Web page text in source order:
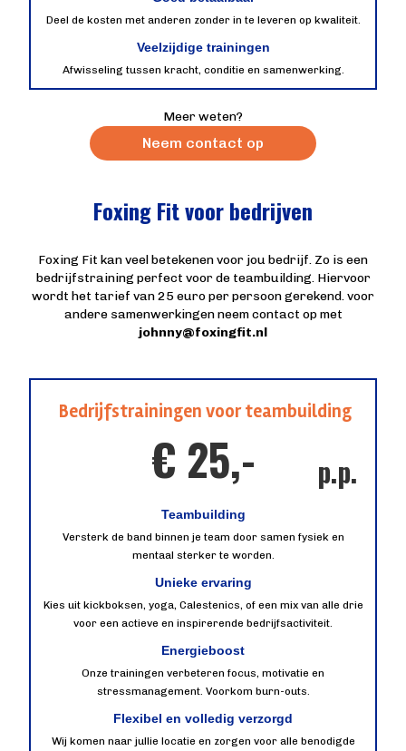
Deel de kosten met anderen zonder in te leveren op kwaliteit.
Veelzijdige trainingen
Afwisseling tussen kracht, conditie en samenwerking.
Meer weten?
Neem contact op
Foxing Fit voor bedrijven
Foxing Fit kan veel betekenen voor jou bedrijf. Zo is een
bedrijfstraining perfect voor de teambuilding. Hiervoor
wordt het tarief van 25 euro per persoon gerekend. voor
andere samenwerkingen neem contact op met
johnny@foxingfit.nl
Bedrijfstrainingen voor teambuilding
€ 25,- p.p.
Teambuilding
Versterk de band binnen je team door samen fysiek en
mentaal sterker te worden.
Unieke ervaring
Kies uit kickboksen, yoga, Calestenics, of een mix van alle drie
voor een actieve en inspirerende bedrijfsactiviteit.
Energieboost
Onze trainingen verbeteren focus, motivatie en
stressmanagement. Voorkom burn-outs.
Flexibel en volledig verzorgd
Wij komen naar jullie locatie en zorgen voor alle benodigde